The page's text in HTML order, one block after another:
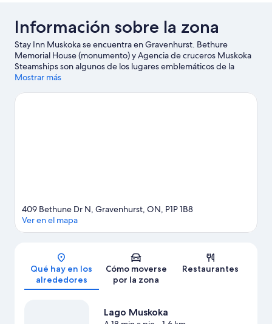
Información sobre la zona
Stay Inn Muskoka se encuentra en Gravenhurst. Bethure
Memorial House (monumento) y Agencia de cruceros Muskoka
Steamships son algunos de los lugares emblemáticos de la
región, donde también puedes acercarte a Club de golf Taboo y
Village y Galería de arte al aire libre The Tree Museum también
Mostrar más
Mapa
409 Bethune Dr N, Gravenhurst, ON, P1P 1B8
Ver en el mapa
Qué hay en los
alrededores
Cómo moverse
por la zona
Restaurantes
Lago Muskoka